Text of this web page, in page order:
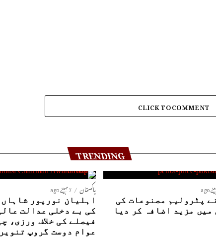
CLICK TO COMMENT
TRENDING
پٹرولیم مصنوعات کی
میں مزید اضافہ کر دیا
پاکستان 7 مہینے ago
اہلیان نورپور
کی بے دخلی عدالت
فیصلے کی خلاف ورزی،
عوام دوست گروپ